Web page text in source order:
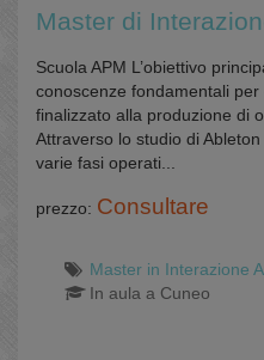
Master di
Scuola APM L’obiettivo
conoscenze fondamentali
finalizzato alla produzione di
Attraverso lo studio di
varie fasi operati...
prezzo: Consultare
Master in Interazione
In aula a Cuneo